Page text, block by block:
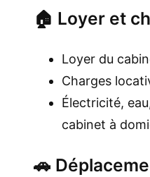
🏠 Loyer et
Loyer du
Charges
Électricité,
cabinet à
🚗